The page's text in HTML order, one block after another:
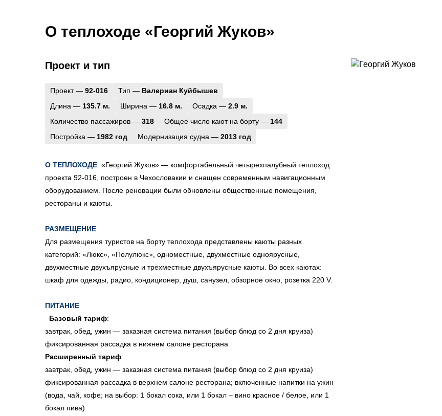
О теплоходе «Георгий Жуков»
Проект и тип
Проект — 92-016 Тип — Валериан Куйбышев
Длина — 135.7 м. Ширина — 16.8 м. Осадка — 2.9 м.
Количество пассажиров — 318 Общее число кают на борту — 144
Постройка — 1982 год Модернизация судна — 2013 год
О ТЕПЛОХОДЕ «Георгий Жуков» — комфортабельный четырехпалубный теплоход
проекта 92-016, построен в Чехословакии и снащен современным навигационным
оборудованием. После реновации были обновлены общественные помещения,
рестораны и каюты.
РАЗМЕЩЕНИЕ
Для размещения туристов на борту теплохода представлены каюты разных
категорий: «Люкс», «Полулюкс», одноместные, двухместные одноярусные,
двухместные двухъярусные и трехместные двухъярусные каюты. Во всех каютах:
шкаф для одежды, радио, кондиционер, душ, санузел, обзорное окно, розетка 220 V.
ПИТАНИЕ
Базовый тариф:
завтрак, обед, ужин — заказная система питания (выбор блюд со 2 дня круиза)
фиксированная рассадка в нижнем салоне ресторана
Расширенный тариф:
завтрак, обед, ужин — заказная система питания (выбор блюд со 2 дня круиза)
фиксированная рассадка в верхнем салоне ресторана; включенные напитки на ужин
(вода, чай, кофе; на выбор: 1 бокал сока, или 1 бокал – вино красное / белое, или 1
бокал пива)